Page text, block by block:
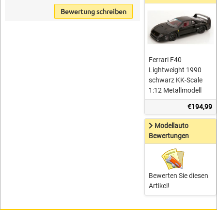
Bewertung schreiben
Ferrari F40
Lightweight 1990
schwarz KK-Scale
1:12 Metallmodell
€194,99
Modellauto
Bewertungen
Bewerten Sie diesen
Artikel!